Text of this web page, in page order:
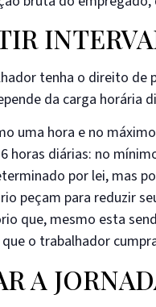
tenha o direito de
da carga horária
uma hora e no
horas diárias: no
por lei, mas
peçam para reduzir
que, mesmo esta
o trabalhador
A